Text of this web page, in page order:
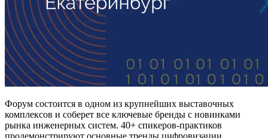
Форум состоится в одном из крупнейших выставочных
комплексов и соберет все ключевые бренды с новинками
рынка инженерных систем. 40+ спикеров-практиков
продемонстрируют основные тренды цифровизации